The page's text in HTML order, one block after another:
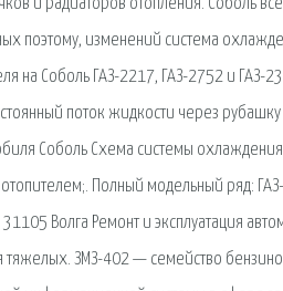
и радиаторов отопления. Соболь
поэтому, изменений система
на Соболь ГАЗ-2217, ГАЗ-2752 и ГАЗ-
поток жидкости через
Соболь Схема системы охлаждения
Полный модельный ряд:
Волга Ремонт и эксплуатация
тяжелых. ЗМЗ-402 — семейство